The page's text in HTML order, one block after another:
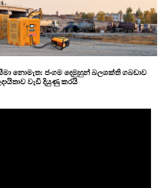
නොමැත: ජංගම දෙමුහුන් බලශක්ති ගබඩාව
වැඩි දියුණු කරයි